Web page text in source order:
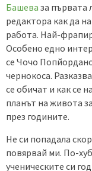
Башева за първата
редактора как да
работа. Най-
Особено едно
се Чочо
чернокоса.
се обичат и как се
планът на живота
през годините.
Не си попадала
повярвай ми. По-
ученическите си